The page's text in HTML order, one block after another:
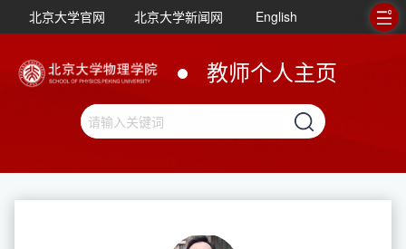
北京大学官网 北京大学新闻网 English
教师个人主页